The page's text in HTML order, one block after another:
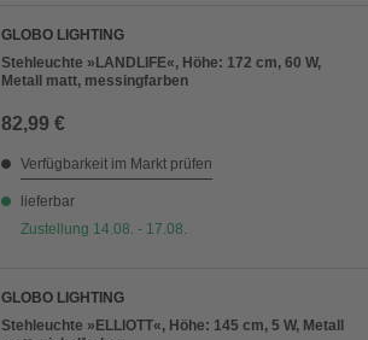
GLOBO LIGHTING
Stehleuchte »LANDLIFE«, Höhe: 172 cm, 60 W,
Metall matt, messingfarben
82,99 €
Verfügbarkeit im Markt prüfen
lieferbar
Zustellung 14.08. - 17.08.
GLOBO LIGHTING
Stehleuchte »ELLIOTT«, Höhe: 145 cm, 5 W, Metall